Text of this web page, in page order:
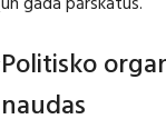
Politisko
naudas